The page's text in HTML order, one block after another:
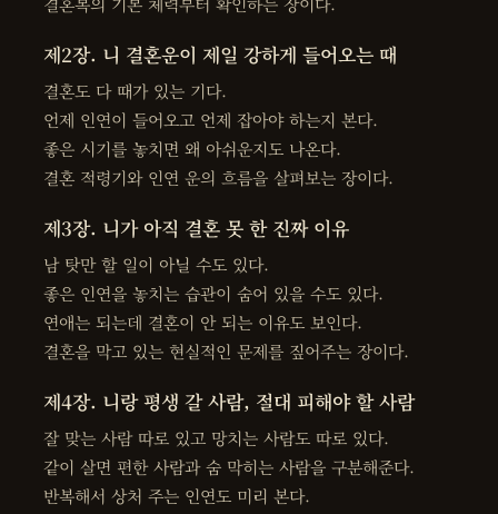
제2장. 니 결혼운이 제일 강하게 들어오는 때
결혼도 다 때가 있는 기다.
언제 인연이 들어오고 언제 잡아야 하는지 본다.
좋은 시기를 놓치면 왜 아쉬운지도 나온다.
결혼 적령기와 인연 운의 흐름을 살펴보는 장이다.
제3장. 니가 아직 결혼 못 한 진짜 이유
남 탓만 할 일이 아닐 수도 있다.
좋은 인연을 놓치는 습관이 숨어 있을 수도 있다.
연애는 되는데 결혼이 안 되는 이유도 보인다.
결혼을 막고 있는 현실적인 문제를 짚어주는 장이다.
제4장. 니랑 평생 갈 사람, 절대 피해야 할 사람
잘 맞는 사람 따로 있고 망치는 사람도 따로 있다.
같이 살면 편한 사람과 숨 막히는 사람을 구분해준다.
반복해서 상처 주는 인연도 미리 본다.